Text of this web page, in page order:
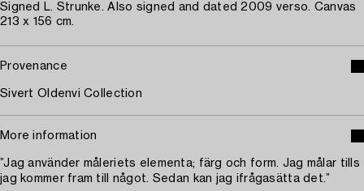
Signed L. Strunke. Also signed and dated 2009 verso. Canvas
213 x 156 cm.
Provenance
Sivert Oldenvi Collection
More information
”Jag använder måleriets elementa; färg och form. Jag målar tills
jag kommer fram till något. Sedan kan jag ifrågasätta det.”